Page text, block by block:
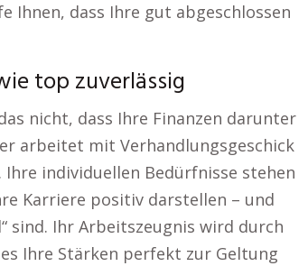
Ihnen, dass Ihre gut abgeschlossen
top zuverlässig
nicht, dass Ihre Finanzen darunter
arbeitet mit Verhandlungsgeschick
individuellen Bedürfnisse stehen
Karriere positiv darstellen – und
sind. Ihr Arbeitszeugnis wird durch
Ihre Stärken perfekt zur Geltung